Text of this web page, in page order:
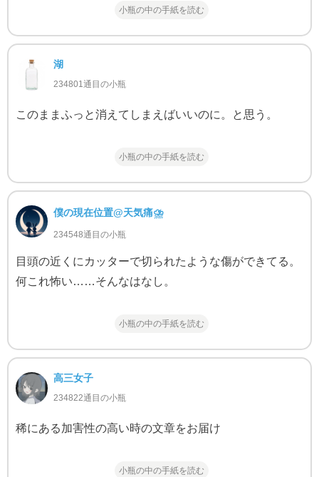
小瓶の中の手紙を読む
湖
234801通目の小瓶
このままふっと消えてしまえばいいのに。と思う。
小瓶の中の手紙を読む
僕の現在位置@天気痛⛈
234548通目の小瓶
目頭の近くにカッターで切られたような傷ができてる。
何これ怖い……そんなはなし。
小瓶の中の手紙を読む
高三女子
234822通目の小瓶
稀にある加害性の高い時の文章をお届け
小瓶の中の手紙を読む